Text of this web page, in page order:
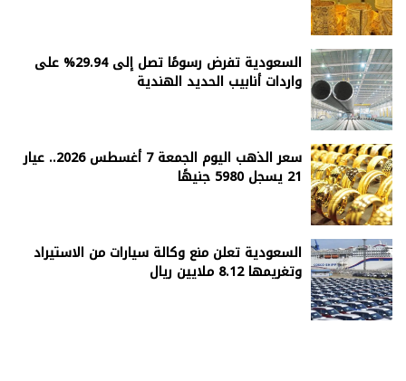
السعودية تفرض رسومًا تصل إلى 29.94% على
واردات أنابيب الحديد الهندية
سعر الذهب اليوم الجمعة 7 أغسطس 2026.. عيار
21 يسجل 5980 جنيهًا
السعودية تعلن منع وكالة سيارات من الاستيراد
وتغريمها 8.12 ملايين ريال